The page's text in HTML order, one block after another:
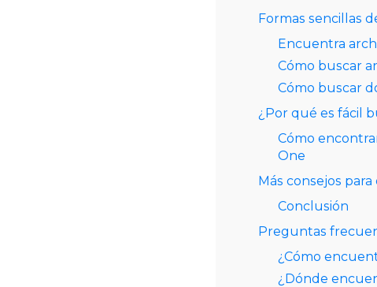
Formas sencillas
Encuentra
Cómo buscar
Cómo buscar
¿Por qué es fácil
Cómo
One
Más consejos
Conclusión
Preguntas
¿Cómo
¿Dónde